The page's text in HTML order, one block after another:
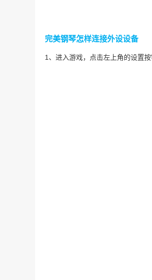
完美钢琴怎样连接外设设备
1、进入游戏，点击左上角的设置按